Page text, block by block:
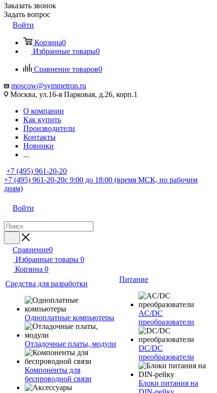
Заказать звонок
Задать вопрос
Войти
Корзина0
Избранные товары0
Сравнение товаров0
moscow@symmetron.ru
Москва, ул.16-я Парковая, д.26, корп.1
О компании
Как купить
Производители
Контакты
Новинки
...
+7 (495) 961-20-20
+7 (495) 961-20-20с 9:00 до 18:00 (время МСК, по рабочим
дням)
Войти
Сравнение0
Избранные товары 0
Корзина 0
Средства для разработки
Одноплатные компьютеры
Отладочные платы, модули
Компоненты для
беспроводной связи
Питание
AC/DC
преобразователи
DC/DC
преобразователи
Блоки питания на